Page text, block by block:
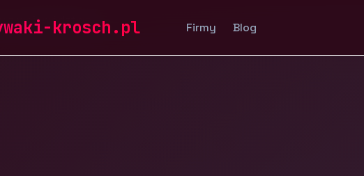
krosch.pl Firmy Blog
z województwa